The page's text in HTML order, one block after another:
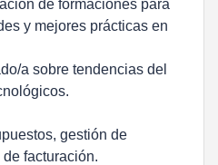
de formaciones para
y mejores prácticas en
a sobre tendencias del
gestión de
facturación.